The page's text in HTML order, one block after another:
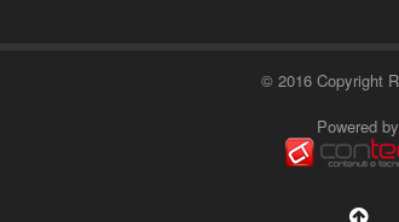
© 2016 Copyright
Powered by